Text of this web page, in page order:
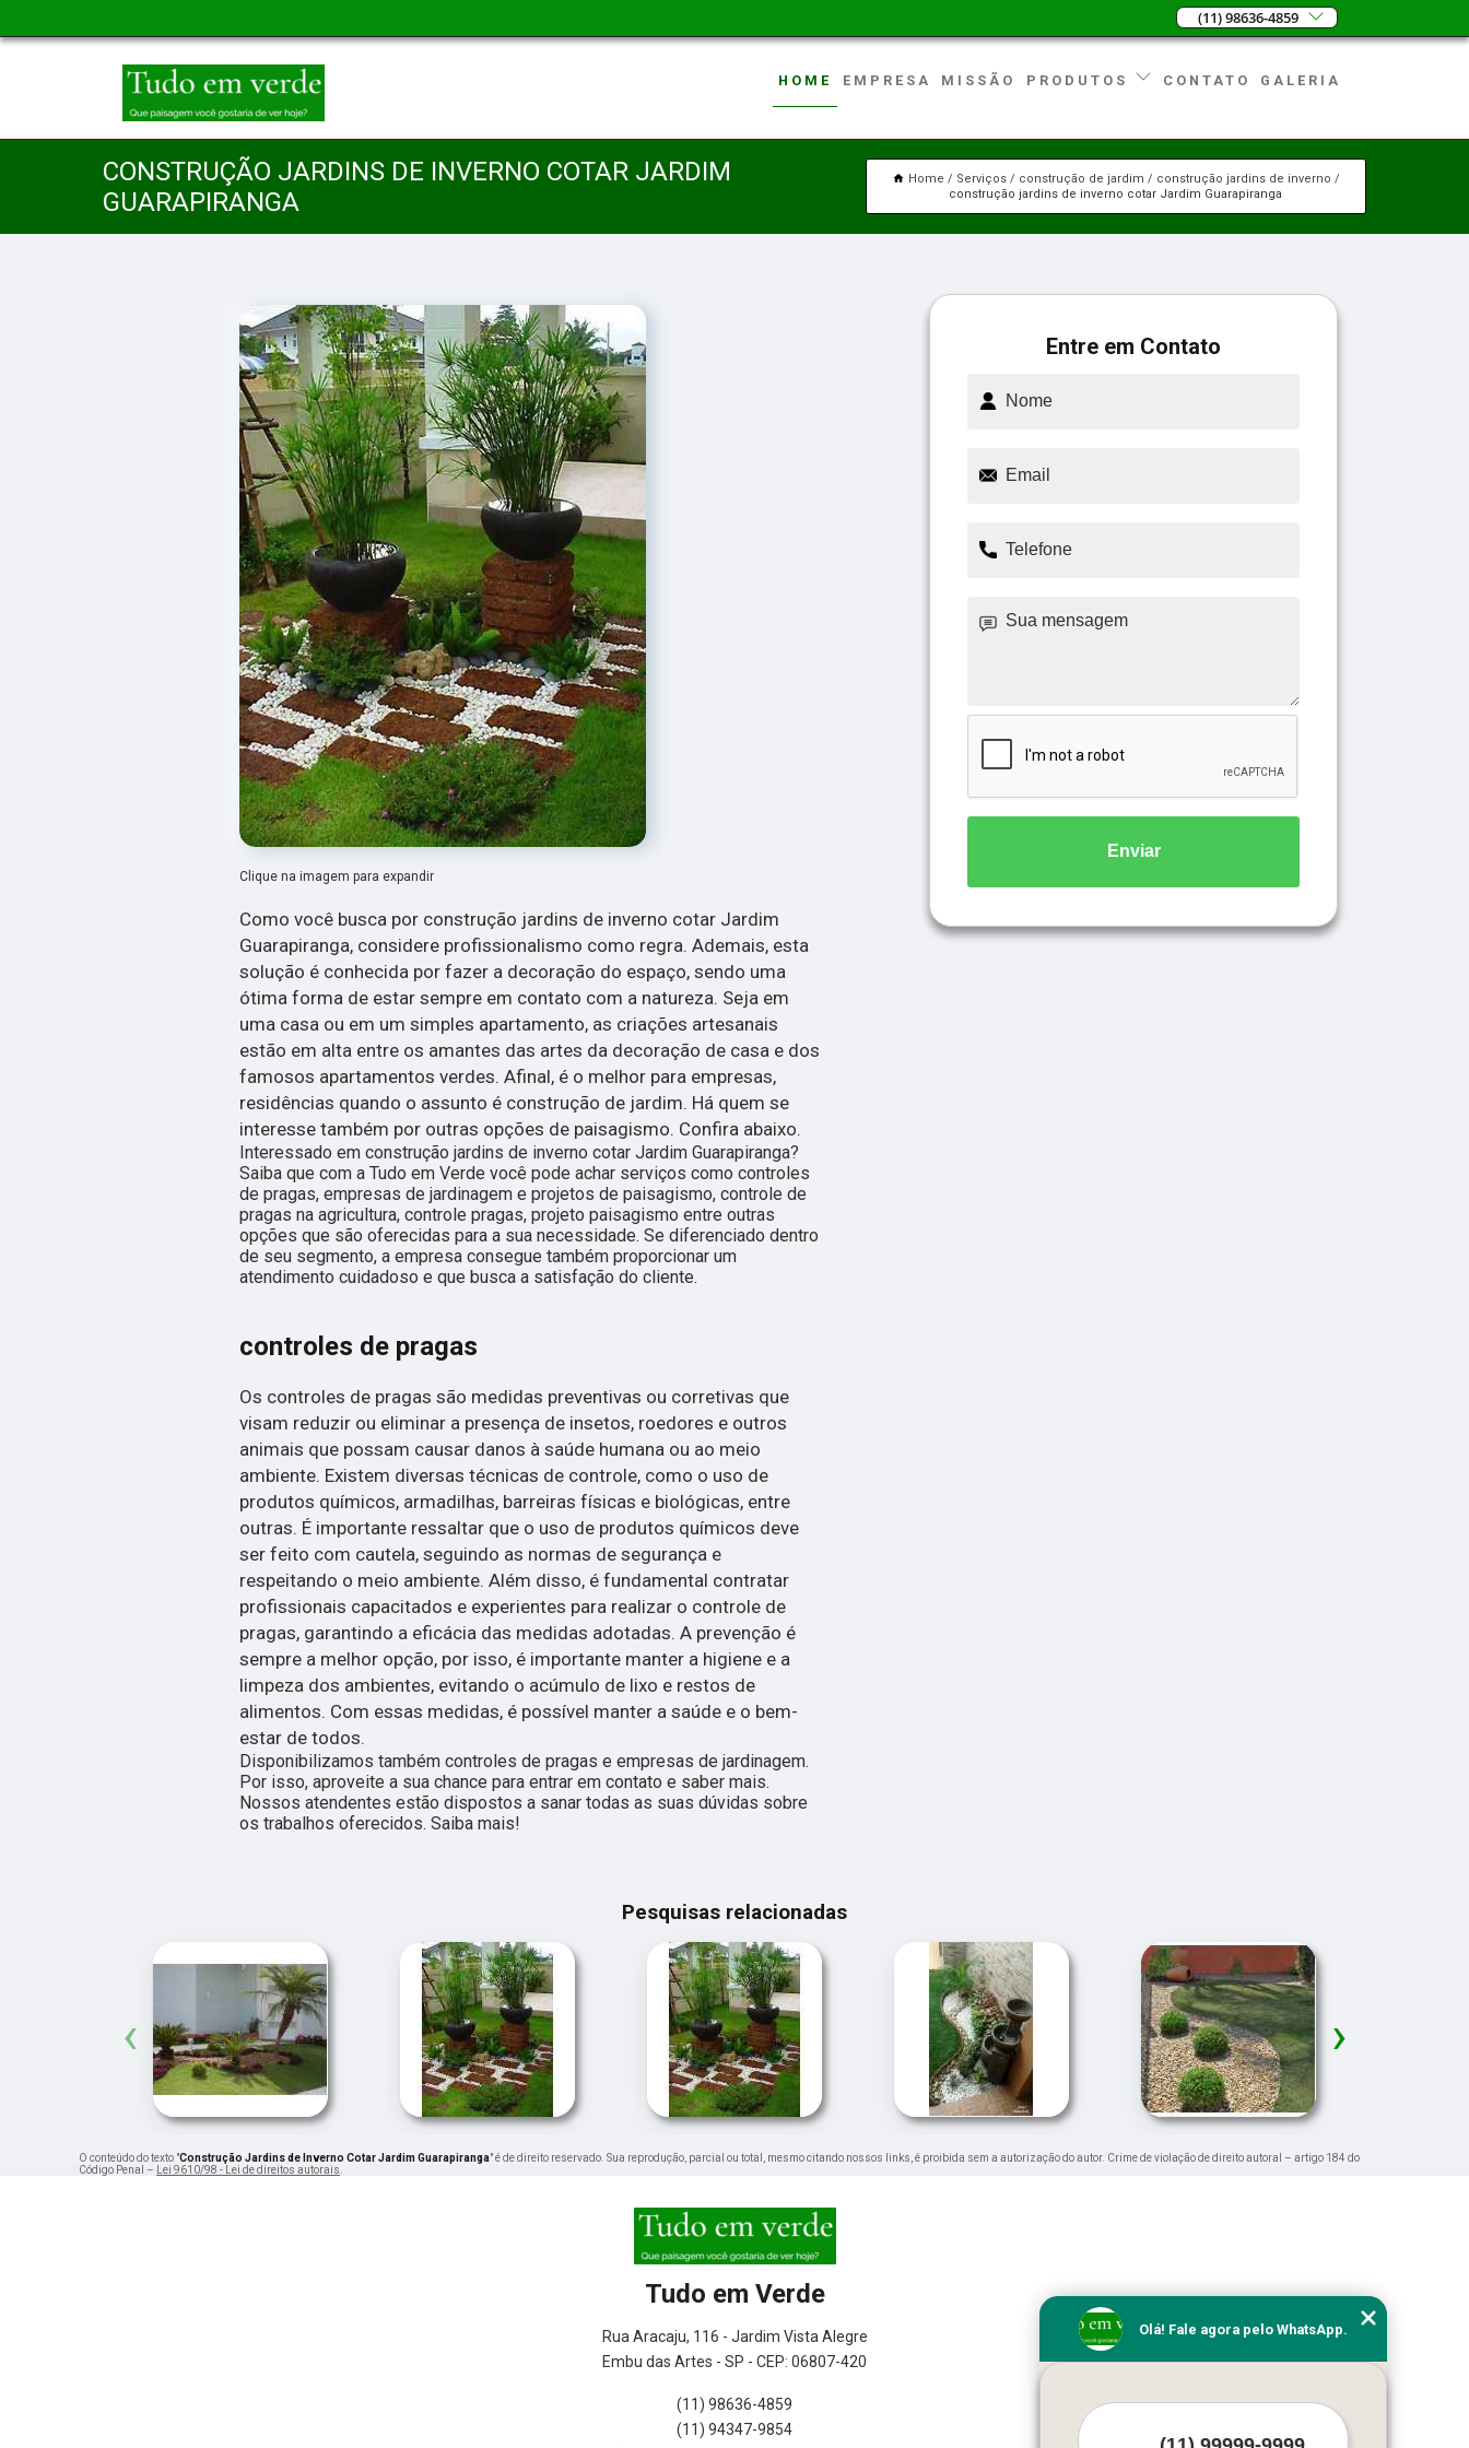
(11) 98636-4859
HOME EMPRESA MISSÃO PRODUTOS CONTATO GALERIA
CONSTRUÇÃO JARDINS DE INVERNO COTAR JARDIM
GUARAPIRANGA
Home Serviços construção de jardim
construção jardins de inverno
construção jardins de inverno cotar Jardim Guarapiranga
Clique na imagem para expandir
Como você busca por construção jardins de inverno cotar Jardim
Guarapiranga, considere profissionalismo como regra. Ademais, esta
solução é conhecida por fazer a decoração do espaço, sendo uma
ótima forma de estar sempre em contato com a natureza. Seja em
uma casa ou em um simples apartamento, as criações artesanais
estão em alta entre os amantes das artes da decoração de casa e dos
famosos apartamentos verdes. Afinal, é o melhor para empresas,
residências quando o assunto é construção de jardim. Há quem se
interesse também por outras opções de paisagismo. Confira abaixo.
Interessado em construção jardins de inverno cotar Jardim Guarapiranga?
Saiba que com a Tudo em Verde você pode achar serviços como controles
de pragas, empresas de jardinagem e projetos de paisagismo, controle de
pragas na agricultura, controle pragas, projeto paisagismo entre outras
opções que são oferecidas para a sua necessidade. Se diferenciado dentro
de seu segmento, a empresa consegue também proporcionar um
atendimento cuidadoso e que busca a satisfação do cliente.
controles de pragas
Os controles de pragas são medidas preventivas ou corretivas que
visam reduzir ou eliminar a presença de insetos, roedores e outros
animais que possam causar danos à saúde humana ou ao meio
ambiente. Existem diversas técnicas de controle, como o uso de
produtos químicos, armadilhas, barreiras físicas e biológicas, entre
outras. É importante ressaltar que o uso de produtos químicos deve
ser feito com cautela, seguindo as normas de segurança e
respeitando o meio ambiente. Além disso, é fundamental contratar
profissionais capacitados e experientes para realizar o controle de
pragas, garantindo a eficácia das medidas adotadas. A prevenção é
sempre a melhor opção, por isso, é importante manter a higiene e a
limpeza dos ambientes, evitando o acúmulo de lixo e restos de
alimentos. Com essas medidas, é possível manter a saúde e o bem-
estar de todos.
Disponibilizamos também controles de pragas e empresas de jardinagem.
Por isso, aproveite a sua chance para entrar em contato e saber mais.
Nossos atendentes estão dispostos a sanar todas as suas dúvidas sobre
os trabalhos oferecidos. Saiba mais!
Entre em Contato
Enviar
Pesquisas relacionadas
‹ ›
O conteúdo do texto "Construção Jardins de Inverno Cotar Jardim Guarapiranga" é de direito reservado. Sua reprodução, parcial ou total, mesmo citando nossos links, é proibida sem a autorização do autor. Crime de violação de direito autoral – artigo 184 do
Código Penal – Lei 9610/98 - Lei de direitos autorais.
Tudo em Verde
Rua Aracaju, 116 - Jardim Vista Alegre
Embu das Artes - SP - CEP: 06807-420
(11) 98636-4859
(11) 94347-9854
Olá! Fale agora pelo WhatsApp.